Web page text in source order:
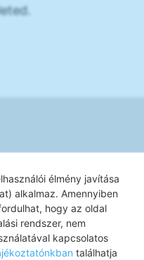
élmény javítása
alkalmaz. Amennyiben
hogy az oldal
rendszer, nem
kapcsolatos
találhatja